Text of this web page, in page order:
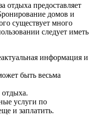
отдыха предоставляет
домов и
существует много
следует иметь
информация и
быть весьма
отдыха.
услуги по
и заплатить.